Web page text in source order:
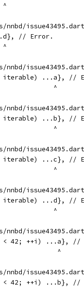
nnbd/
// Error.
nnbd/
iterable) ...a}, //
^
nnbd/
iterable) ...b}, //
^
nnbd/
iterable) ...c}, //
^
nnbd/
iterable) ...d}, //
^
nnbd/
42; ++i) ...a}, //
^
nnbd/
42; ++i) ...b}, //